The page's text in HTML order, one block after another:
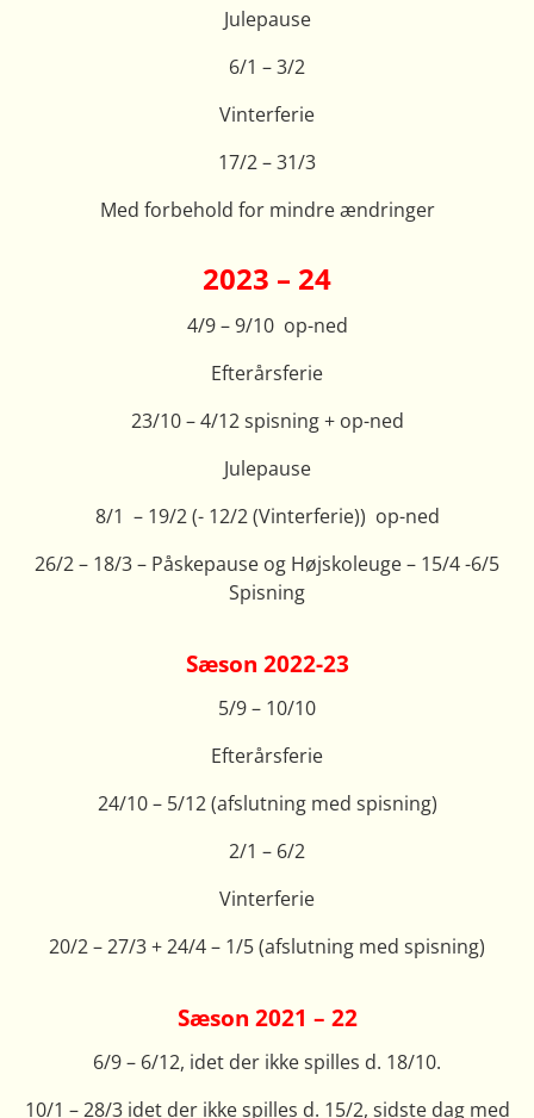
Julepause
6/1 – 3/2
Vinterferie
17/2 – 31/3
Med forbehold for mindre ændringer
2023 – 24
4/9 – 9/10 op-ned
Efterårsferie
23/10 – 4/12 spisning + op-ned
Julepause
8/1 – 19/2 (- 12/2 (Vinterferie)) op-ned
26/2 – 18/3 – Påskepause og Højskoleuge – 15/4 -6/5
Spisning
Sæson 2022-23
5/9 – 10/10
Efterårsferie
24/10 – 5/12 (afslutning med spisning)
2/1 – 6/2
Vinterferie
20/2 – 27/3 + 24/4 – 1/5 (afslutning med spisning)
Sæson 2021 – 22
6/9 – 6/12, idet der ikke spilles d. 18/10.
10/1 – 28/3 idet der ikke spilles d. 15/2, sidste dag med